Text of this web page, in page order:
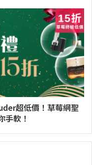
超低價！草莓網聖
手軟！